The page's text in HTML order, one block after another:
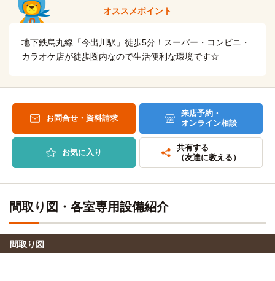
京都府立医科大学
京都府立医科大学(大学院) 6分
自転車
5分
(約1.1km)
自転車
(約2.2km)
11分
京都芸術大学(瓜生山キャンパス)
(約3.3km)
京都第二赤十字看護専門学校
京都YMCA国際福祉専門学校
自転車
9分
(約2.2km)
16分
自転車
6分
(約1.4km)
自転車
(約2.4km)
12分
京都芸術デザイン専門学校
(約3.2km)
オススメポイント
地下鉄烏丸線「今出川駅」徒歩5分！スーパー・コンビニ・
カラオケ店が徒歩圏内なので生活便利な環境です☆
お問合せ・資料請求
来店予約・
オンライン相談
お気に入り
共有する
（友達に教える）
間取り図・各室専用設備紹介
間取り図